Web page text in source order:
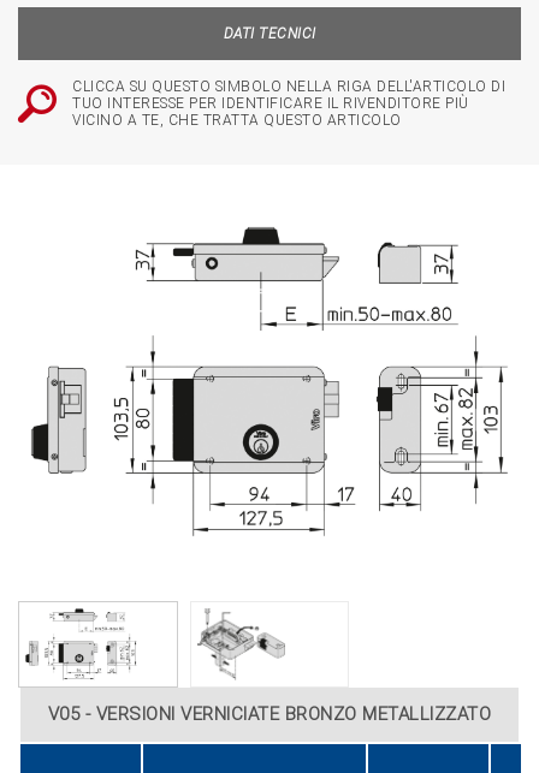
DATI TECNICI
CLICCA SU QUESTO SIMBOLO NELLA RIGA DELL'ARTICOLO DI
TUO INTERESSE PER IDENTIFICARE IL RIVENDITORE PIÙ
VICINO A TE, CHE TRATTA QUESTO ARTICOLO
V05 - VERSIONI VERNICIATE BRONZO METALLIZZATO